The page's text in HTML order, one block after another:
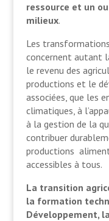
ressource et un
milieux.
Les
concernent autant
le revenu des
productions et le
associées, que les
climatiques, à
à la gestion de la
contribuer
productions
accessibles à tous.
La transition
la formation
Développement,